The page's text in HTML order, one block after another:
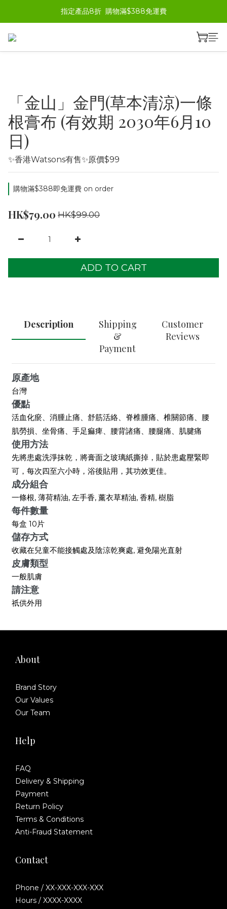
指定產品8折  購物滿$388免運費
「金山」金門(草本清涼)一條
根膏布 (有效期 2030年6月10
日)
✨香港Watsons有售✨原價$99
購物滿$388即免運費 on order
HK$79.00 HK$99.00
ADD TO CART
Description
Shipping
&
Payment
Customer
Reviews
原產地
台灣
優點
活血化瘀、消腫止痛、舒筋活絡、脊椎腫痛、椎關節痛、腰
肌勞損、坐骨痛、手足痲痺、腰背諸痛、腰腿痛、肌腱痛
使用方法
先將患處洗淨抹乾，將膏面之玻璃紙撕掉，貼於患處壓緊即
可，每次四至六小時，浴後貼用，其功效更佳。
成分組合
一條根, 薄荷精油, 左手香, 薰衣草精油, 香精, 樹脂
每件數量
每盒 10片
儲存方式
收藏在兒童不能接觸處及陰涼乾爽處, 避免陽光直射
皮膚類型
一般肌膚
請注意
祇供外用
About
Brand Story
Our Values
Our Team
Help
FAQ
Delivery & Shipping
Payment
Return Policy
Terms & Conditions
Anti-Fraud Statement
Contact
Phone / XX-XXX-XXX-XXX
Hours / XXXX-XXXX